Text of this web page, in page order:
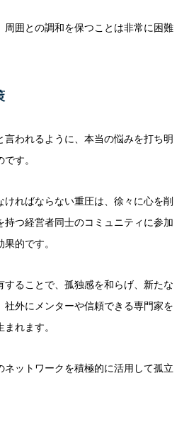
周囲との調和を保つことは非常に困難
言われるように、本当の悩みを打ち明
す。
ればならない重圧は、徐々に心を削
持つ経営者同士のコミュニティに参加
的です。
することで、孤独感を和らげ、新たな
社外にメンターや信頼できる専門家を
れます。
ネットワークを積極的に活用して孤立